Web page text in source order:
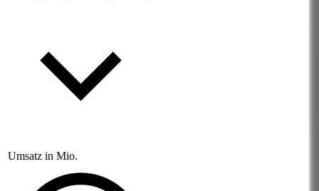
Umsatz in Mio.